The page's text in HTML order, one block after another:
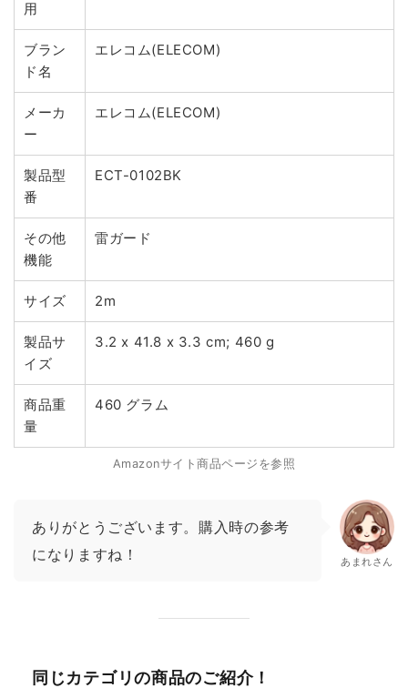
用
ブラン
ド名
エレコム(ELECOM)
メーカ
ー
エレコム(ELECOM)
製品型
番
ECT-0102BK
その他
機能
雷ガード
サイズ 2m
製品サ
イズ
3.2 x 41.8 x 3.3 cm; 460 g
商品重
量
460 グラム
Amazonサイト商品ページを参照
ありがとうございます。購入時の参考
になりますね！
あまれさん
同じカテゴリの商品のご紹介！